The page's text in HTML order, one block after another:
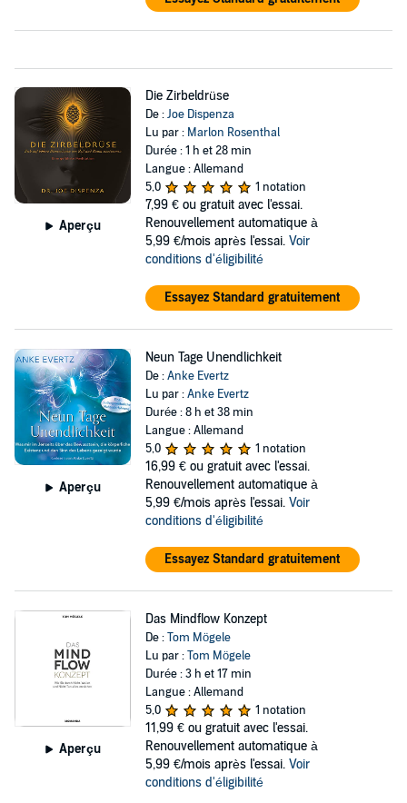
Aperçu
Die Zirbeldrüse
De :Joe Dispenza
Lu par : Marlon Rosenthal
Durée : 1 h et 28 min
Langue : Allemand
5,0
1 notation
7,99 € ou gratuit avec l'essai.
Renouvellement automatique à
5,99 €/mois après l'essai. Voir
conditions d'éligibilité
Essayez Standard gratuitement
Aperçu
Neun Tage Unendlichkeit
De :Anke Evertz
Lu par :Anke Evertz
Durée : 8 h et 38 min
Langue : Allemand
5,0
1 notation
16,99 € ou gratuit avec l'essai.
Renouvellement automatique à
5,99 €/mois après l'essai. Voir
conditions d'éligibilité
Essayez Standard gratuitement
Aperçu
Das Mindflow Konzept
De :Tom Mögele
Lu par :Tom Mögele
Durée : 3 h et 17 min
Langue : Allemand
5,0
1 notation
11,99 € ou gratuit avec l'essai.
Renouvellement automatique à
5,99 €/mois après l'essai. Voir
conditions d'éligibilité